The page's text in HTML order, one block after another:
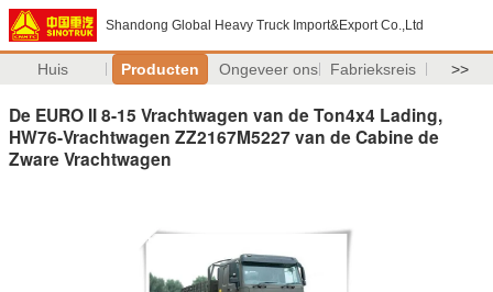
Shandong Global Heavy Truck Import&Export Co.,Ltd
Huis Producten Ongeveer ons Fabrieksreis >>
De EURO II 8-15 Vrachtwagen van de Ton4x4 Lading,
HW76-Vrachtwagen ZZ2167M5227 van de Cabine de
Zware Vrachtwagen